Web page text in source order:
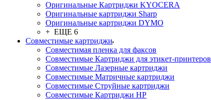
Оригинальные Картриджи KYOCERA
Оригинальные картриджи Sharp
Оригинальные картриджи DYMO
+ ЕЩЕ 6
Совместимые картриджи
Совместимая пленка для факсов
Совместимые Картриджи для этикет-принтеров
Совместимые Лазерные картриджи
Совместимые Матричные картриджи
Совместимые Струйные картриджи
Совместимые Картриджи HP